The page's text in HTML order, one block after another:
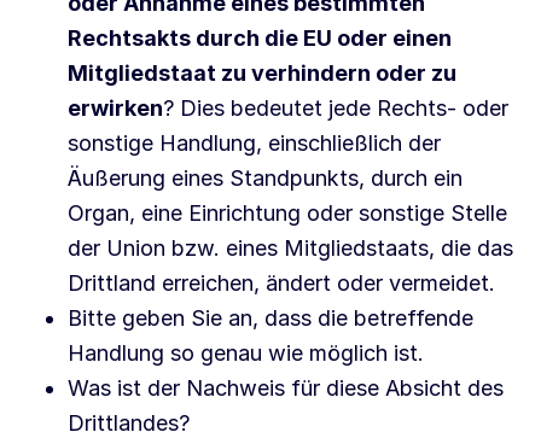
Rechtsakts durch die EU oder einen
Mitgliedstaat zu verhindern oder zu
erwirken? Dies bedeutet jede Rechts- oder
sonstige Handlung, einschließlich der
Äußerung eines Standpunkts, durch ein
Organ, eine Einrichtung oder sonstige Stelle
der Union bzw. eines Mitgliedstaats, die das
Drittland erreichen, ändert oder vermeidet.
Bitte geben Sie an, dass die betreffende
Handlung so genau wie möglich ist.
Was ist der Nachweis für diese Absicht des
Drittlandes?